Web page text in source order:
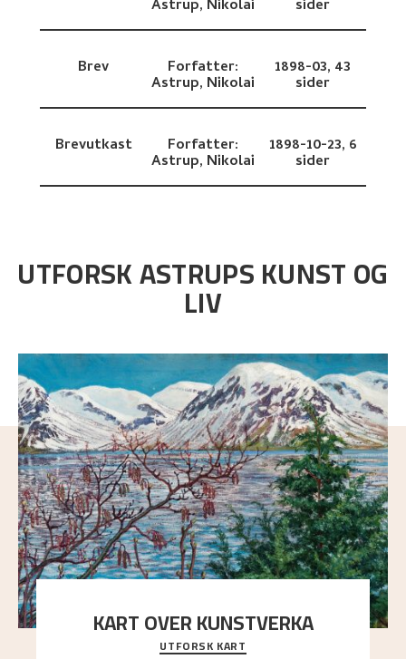
Astrup, Nikolai sider
Brev Forfatter:
Astrup, Nikolai
1898-03, 43
sider
Brevutkast Forfatter:
Astrup, Nikolai
1898-10-23, 6
sider
UTFORSK ASTRUPS KUNST OG
LIV
KART OVER KUNSTVERKA
Utforsk stedene og utsiktene i Astrups malerier
UTFORSK KART